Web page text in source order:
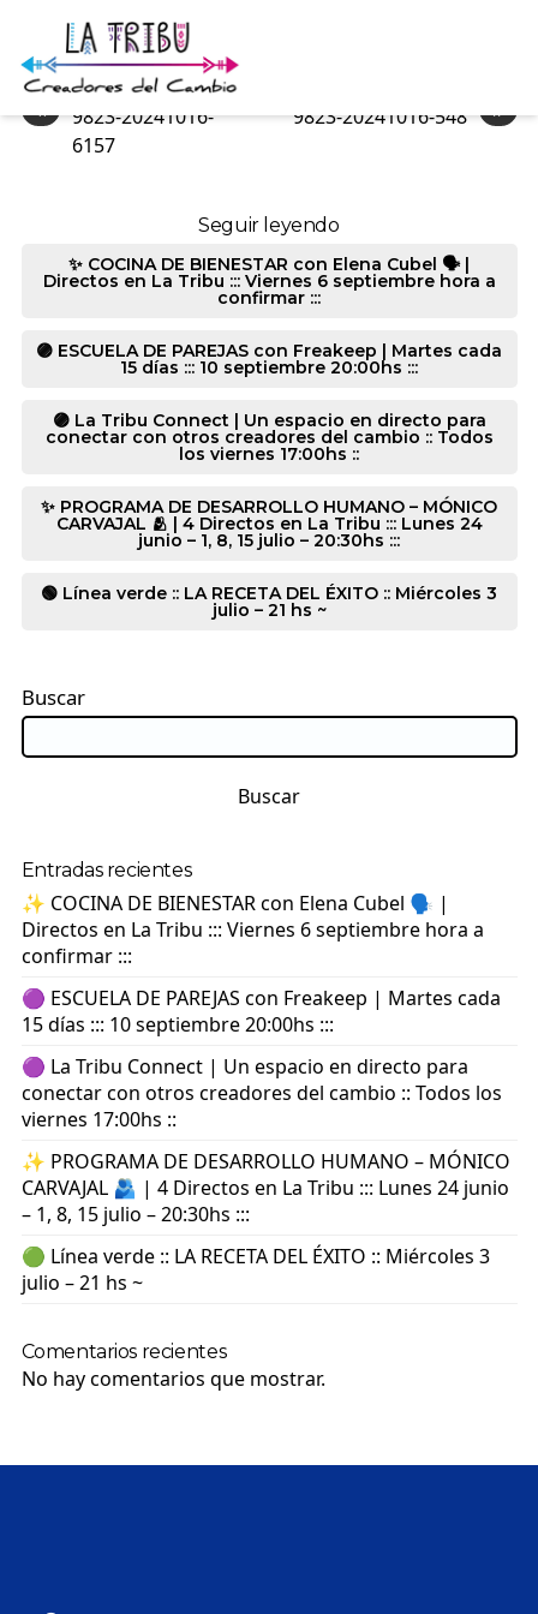
9823-20241016-6289
«
9823-20241016-
6157
»
9823-20241016-548
Seguir leyendo
✨ COCINA DE BIENESTAR con Elena Cubel 🗣️ |
Directos en La Tribu ::: Viernes 6 septiembre hora a
confirmar :::
🟣 ESCUELA DE PAREJAS con Freakeep | Martes cada
15 días ::: 10 septiembre 20:00hs :::
🟣 La Tribu Connect | Un espacio en directo para
conectar con otros creadores del cambio :: Todos
los viernes 17:00hs ::
✨ PROGRAMA DE DESARROLLO HUMANO – MÓNICO
CARVAJAL 🫂 | 4 Directos en La Tribu ::: Lunes 24
junio – 1, 8, 15 julio – 20:30hs :::
🟢 Línea verde :: LA RECETA DEL ÉXITO :: Miércoles 3
julio – 21 hs ~
Buscar
Buscar
Entradas recientes
✨ COCINA DE BIENESTAR con Elena Cubel 🗣️ |
Directos en La Tribu ::: Viernes 6 septiembre hora a
confirmar :::
🟣 ESCUELA DE PAREJAS con Freakeep | Martes cada
15 días ::: 10 septiembre 20:00hs :::
🟣 La Tribu Connect | Un espacio en directo para
conectar con otros creadores del cambio :: Todos los
viernes 17:00hs ::
✨ PROGRAMA DE DESARROLLO HUMANO – MÓNICO
CARVAJAL 🫂 | 4 Directos en La Tribu ::: Lunes 24 junio
– 1, 8, 15 julio – 20:30hs :::
🟢 Línea verde :: LA RECETA DEL ÉXITO :: Miércoles 3
julio – 21 hs ~
Comentarios recientes
No hay comentarios que mostrar.